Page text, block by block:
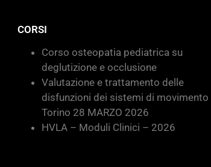
CORSI
Corso osteopatia pediatrica su
deglutizione e occlusione
Valutazione e trattamento delle
disfunzioni dei sistemi di movimento
Torino 28 MARZO 2026
HVLA – Moduli Clinici – 2026